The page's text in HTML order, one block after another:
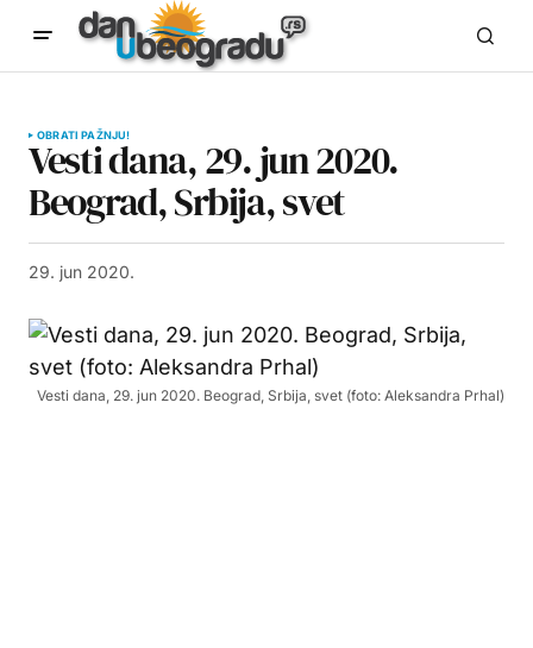
OBRATI PAŽNJU!
Vesti dana, 29. jun 2020.
Beograd, Srbija, svet
29. jun 2020.
Vesti dana, 29. jun 2020. Beograd, Srbija, svet (foto: Aleksandra Prhal)